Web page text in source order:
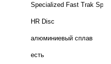
Specialized Fast Trak
HR Disc
алюминиевый сплав
есть